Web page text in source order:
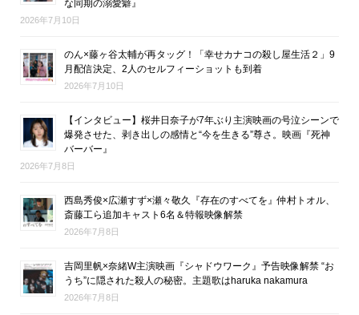
な同期の溺愛癖』
2026年7月10日
のん×藤ヶ谷太輔が再タッグ！「幸せカナコの殺し屋生活２」9
月配信決定、2人のセルフィーショットも到着
2026年7月10日
【インタビュー】桜井日奈子が7年ぶり主演映画の号泣シーンで
爆発させた、剥き出しの感情と“今を生きる”尊さ。映画『死神
バーバー』
2026年7月8日
西島秀俊×広瀬すず×瀬々敬久『存在のすべてを』仲村トオル、
斎藤工ら追加キャスト6名＆特報映像解禁
2026年7月8日
吉岡里帆×奈緒W主演映画『シャドウワーク』予告映像解禁 “お
うち”に隠された殺人の秘密。主題歌はharuka nakamura
2026年7月8日